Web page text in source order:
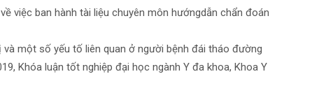
việc ban hành tài liệu chuyên môn hướngdẫn chẩn đoán
một số yếu tố liên quan ở người bệnh đái tháo đường
Khóa luận tốt nghiệp đại học ngành Y đa khoa, Khoa Y